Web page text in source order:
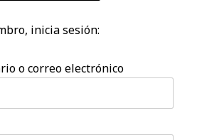
inicia sesión:
o correo electrónico